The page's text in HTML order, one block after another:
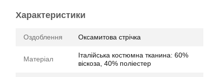
Характеристики
Оздоблення Оксамитова стрічка
Матеріал
Італійська костюмна тканина: 60%
віскоза, 40% поліестер